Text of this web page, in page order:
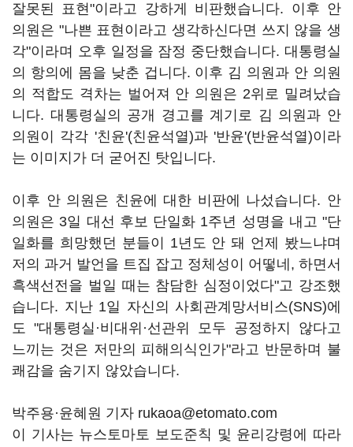
잘못된 표현"이라고 강하게 비판했습니다. 이후 안
의원은 "나쁜 표현이라고 생각하신다면 쓰지 않을 생
각"이라며 오후 일정을 잠정 중단했습니다. 대통령실
의 항의에 몸을 낮춘 겁니다. 이후 김 의원과 안 의원
의 적합도 격차는 벌어져 안 의원은 2위로 밀려났습
니다. 대통령실의 공개 경고를 계기로 김 의원과 안
의원이 각각 '친윤'(친윤석열)과 '반윤'(반윤석열)이라
는 이미지가 더 굳어진 탓입니다.
이후 안 의원은 친윤에 대한 비판에 나섰습니다. 안
의원은 3일 대선 후보 단일화 1주년 성명을 내고 "단
일화를 희망했던 분들이 1년도 안 돼 언제 봤느냐며
저의 과거 발언을 트집 잡고 정체성이 어떻네, 하면서
흑색선전을 벌일 때는 참담한 심정이었다"고 강조했
습니다. 지난 1일 자신의 사회관계망서비스(SNS)에
도 "대통령실·비대위·선관위 모두 공정하지 않다고
느끼는 것은 저만의 피해의식인가"라고 반문하며 불
쾌감을 숨기지 않았습니다.
박주용·윤혜원 기자 rukaoa@etomato.com
이 기사는 뉴스토마토 보도준칙 및 윤리강령에 따라